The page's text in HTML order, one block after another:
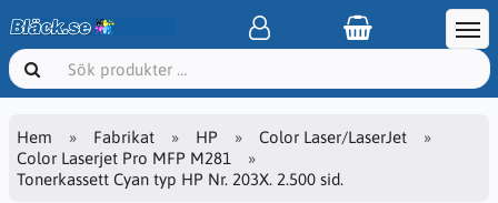
Hem Fabrikat HP
Color Laser/LaserJet
Color Laserjet Pro MFP M281
Tonerkassett Cyan typ HP Nr. 203X. 2.500 sid.